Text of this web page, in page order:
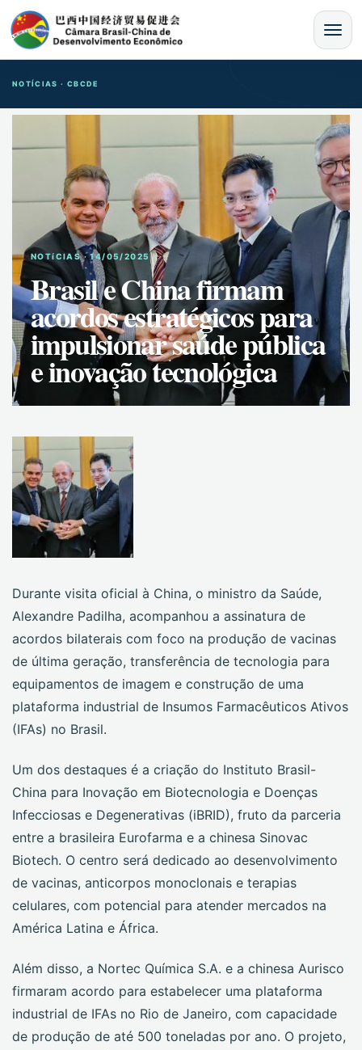
MENU
NOTÍCIAS · CBCDE
NOTíCIAS · 14/05/2025
Brasil e China firmam
acordos estratégicos para
impulsionar saúde pública
e inovação tecnológica
Durante visita oficial à China, o ministro da Saúde,
Alexandre Padilha, acompanhou a assinatura de
acordos bilaterais com foco na produção de vacinas
de última geração, transferência de tecnologia para
equipamentos de imagem e construção de uma
plataforma industrial de Insumos Farmacêuticos Ativos
(IFAs) no Brasil.
Um dos destaques é a criação do Instituto Brasil-
China para Inovação em Biotecnologia e Doenças
Infecciosas e Degenerativas (iBRID), fruto da parceria
entre a brasileira Eurofarma e a chinesa Sinovac
Biotech. O centro será dedicado ao desenvolvimento
de vacinas, anticorpos monoclonais e terapias
celulares, com potencial para atender mercados na
América Latina e África.
Além disso, a Nortec Química S.A. e a chinesa Aurisco
firmaram acordo para estabelecer uma plataforma
industrial de IFAs no Rio de Janeiro, com capacidade
de produção de até 500 toneladas por ano. O projeto,